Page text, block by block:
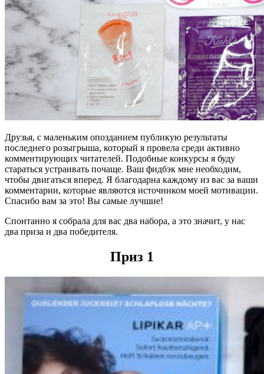
Друзья, с маленьким опозданием публикую результаты
последнего розыгрыша, который я провела среди активно
комментирующих читателей. Подобные конкурсы я буду
стараться устраивать почаще. Ваш фидбэк мне необходим,
чтобы двигаться вперед. Я благодарна каждому из вас за ваши
комментарии, которые являются источником моей мотивации.
Спасибо вам за это! Вы самые лучшие!
Спонтанно я собрала для вас два набора, а это значит, у нас
два приза и два победителя.
Приз 1